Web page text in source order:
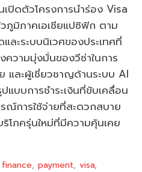
ปิดตัวโครงการนำร่อง Visa
มิภาคเอเชียแปซิฟิก ตาม
ะระบบนิเวศของประเทศที่
ความมุ่งมั่นของวีซ่าในการ
และผู้เชี่ยวชาญด้านระบบ AI
บบการชำระเงินที่ขับเคลื่อน
การใช้จ่ายที่สะดวกสบาย
โภครุ่นใหม่ที่มีความคุ้นเคย
finance payment visa